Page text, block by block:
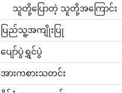
သူတို့ပြောတဲ့ သူတို့အကြောင်း
ပြည်သူ့အကျိုးပြု
ပျော်ပွဲရွှင်ပွဲ
အားကစားသတင်း